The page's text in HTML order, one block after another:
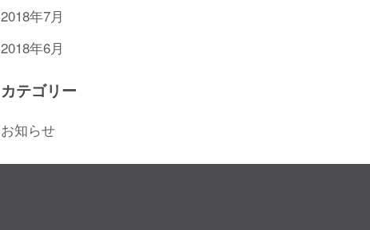
2018年7月
2018年6月
カテゴリー
お知らせ